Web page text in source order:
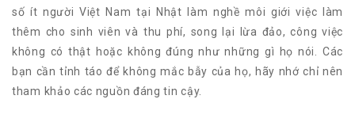
số ít người Việt Nam tại Nhật làm nghề môi giới việc làm
thêm cho sinh viên và thu phí, song lại lừa đảo, công việc
không có thật hoặc không đúng như những gì họ nói. Các
bạn cần tỉnh táo để không mắc bẫy của họ, hãy nhớ chỉ nên
tham khảo các nguồn đáng tin cậy.